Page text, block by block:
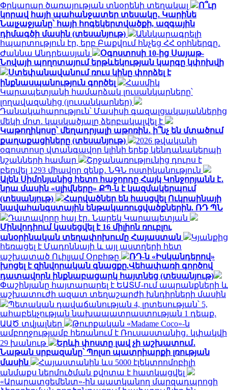
Փրկարար ծառայության տնօրենի տեղակալ
Ո՞ւր
կորավ հայի պահանջատեր տեսակը․ Կարինե
Նալչաջյանը՝ հայի հոգեկերտվածքի, ազգային
դիմագծի մասին (տեսանյութ)
Աննկարագրելի
հպարտություն էր, երբ Բաքվում հնչեց ՀՀ օրհներգը․
Ժաննա Անդրեասյան
Օգոստոսի 10-ից Սայաթ-
Նովայի պողոտայում երթևեկության կարգը կփոխվի
Ստեփանավանում ռուս կինը փորձել է
ինքնասպանություն գործել
Հասմիկ
Կարապետյանի համարձակ լուսանկարները՝
լողավազանից (լուսանկարներ)
Դանակահարություն՝ Մասիսի գազալցակայաններից
մեկի մոտ. կասկածյալը ձերբակալվել է
Կաթողիկոսը՝ մեղադրյալի աթոռին․ ի՞նչ են մտածում
քաղաքացիները (տեսանյութ)
2026 թվականի
օգոստոսը վտանգավոր կլինի երեք կենդանակերպի
նշանների համար
Շրջանառությունից դուրս է
բերվել 1293 միավոր զենք․ ՆԳՆ ոստիկանություն
Ալեն Սիմոնյանից հետո հաջորդը Հայկ Կոնջորյանն է․
նրա մասին «սլիվները» ՔՊ-ն է կազմակերպում
(տեսանյութ)
Հարվածներ են հասցվել Ուկրաինայի
նավահանգստային ենթակառուցվածքներին. ՌԴ ՊՆ
Դատավորը հայ էր․ Նարեկ Կարապետյան
Մինվոդիում կասեցվել է 16 միլիոն ռուբլու
անօրինական տեղափոխումը Հայաստան
Կյանքից
հեռացել է Մադոննայի և այլ աստղերի հետ
աշխատած Ուիլյամ Օրբիթը
ՌԴ-ն «Իսկանդերով»
խոցել է զինվորական գնացքը.Վեհափառի գործով
դատավորն ինքնաբացարկ հայտնեց (տեսանյութ)
Փաշինյանը հայտարարել է ԵԱՏՄ-ում ապրանքների և
աշխատուժի ազատ տեղաշարժի խնդիրների մասին
Պետական դավաճանության 4, լրտեսության՝ 5,
ահաբեկչության նախապատրաստության 1 դեպք.
ԱԱԾ տվյալներ
Թուրքական «Madame Coco»-ն
ամբողջությամբ հեռանում է Ռուսաստանից․ կփակվի
29 խանութ
Երևի փոստը լավ չի աշխատում․
Նաթան սրբազանը՝ Պոլսո պատրիարքի լռության
մասին
Հայաստանին ևս 5000 էլեկտրոմոբիլի
անմաքս ներմուծման քվոտա է հատկացվել
«Արարատցեմենտ»-ին պատկանող մարզադպրոցի